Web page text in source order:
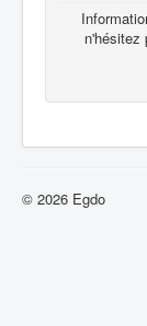
n'hésitez
© 2026 Egdo